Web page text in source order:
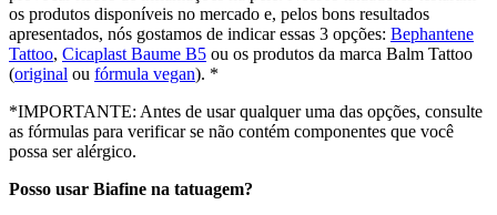
os produtos disponíveis no mercado e, pelos bons resultados
apresentados, nós gostamos de indicar essas 3 opções: Bephantene
Tattoo, Cicaplast Baume B5 ou os produtos da marca Balm Tattoo
(original ou fórmula vegan). *
*IMPORTANTE: Antes de usar qualquer uma das opções, consulte
as fórmulas para verificar se não contém componentes que você
possa ser alérgico.
Posso usar Biafine na tatuagem?